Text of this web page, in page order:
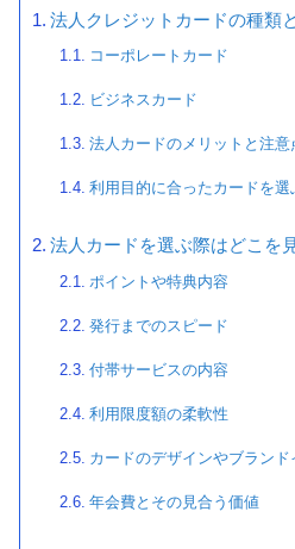
法人クレジットカードの種類
コーポレートカード
ビジネスカード
法人カードのメリットと注意
利用目的に合ったカードを選
法人カードを選ぶ際はどこを
ポイントや特典内容
発行までのスピード
付帯サービスの内容
利用限度額の柔軟性
カードのデザインやブランド
年会費とその見合う価値